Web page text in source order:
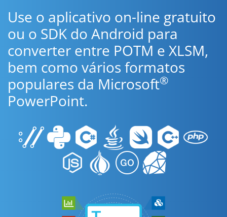
Use o aplicativo on-line gratuito
ou o SDK do Android para
converter entre POTM e XLSM,
bem como vários formatos
populares da Microsoft®
PowerPoint.